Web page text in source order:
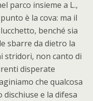
parco insieme a L.,
è la cova: ma il
benché sia
sbarre da dietro la
stridori, non canto di
disperate
che qualcosa
dischiuse e la difesa